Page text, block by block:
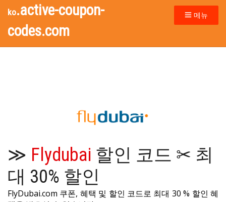
ko.active-coupon-
codes.com
메뉴
≫ Flydubai 할인 코드 ✂ 최
대 30% 할인
FlyDubai.com 쿠폰, 혜택 및 할인 코드로 최대 30 % 할인 혜